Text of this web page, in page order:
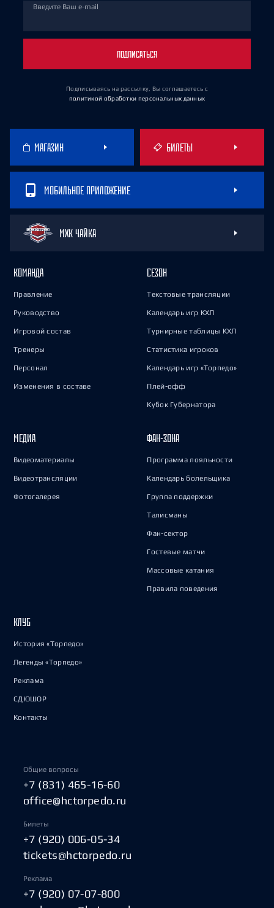
Введите Ваш e-mail
ПОДПИСАТЬСЯ
Подписываясь на рассылку, Вы соглашаетесь с
политикой обработки персональных данных
МАГАЗИН БИЛЕТЫ
МОБИЛЬНОЕ ПРИЛОЖЕНИЕ
МХК ЧАЙКА
КОМАНДА
Правление
Руководство
Игровой состав
Тренеры
Персонал
Изменения в составе
СЕЗОН
Текстовые трансляции
Календарь игр КХЛ
Турнирные таблицы КХЛ
Статистика игроков
Календарь игр «Торпедо»
Плей-офф
Кубок Губернатора
МЕДИА
Видеоматериалы
Видеотрансляции
Фотогалерея
ФАН-ЗОНА
Программа лояльности
Календарь болельщика
Группа поддержки
Талисманы
Фан-сектор
Гостевые матчи
Массовые катания
Правила поведения
КЛУБ
История «Торпедо»
Легенды «Торпедо»
Реклама
СДЮШОР
Контакты
Общие вопросы
+7 (831) 465-16-60
office@hctorpedo.ru
Билеты
+7 (920) 006-05-34
tickets@hctorpedo.ru
Реклама
+7 (920) 07-07-800